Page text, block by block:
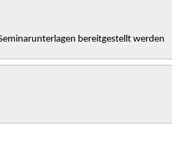
bereitgestellt werden